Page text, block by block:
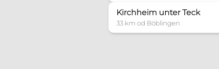
Kirchheim unter Teck
33 km od Böblingen